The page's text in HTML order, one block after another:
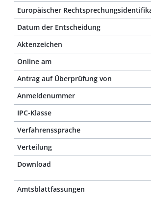
Europäischer
Datum der Entscheidung
Aktenzeichen
Online am
Antrag auf Überprüfung von
Anmeldenummer
IPC-Klasse
Verfahrenssprache
Verteilung
Download
Amtsblattfassungen